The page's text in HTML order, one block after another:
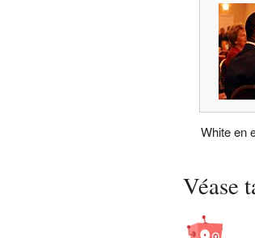
White en
Véase